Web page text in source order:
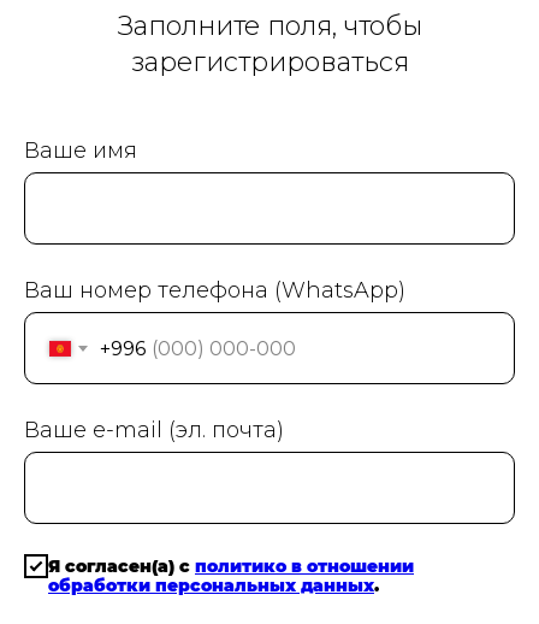
Заполните поля, чтобы
зарегистрироваться
Ваше имя
Ваш номер телефона (WhatsApp)
+996
Ваше e-mail (эл. почта)
Я согласен(а) с политико в отношении
обработки персональных данных.